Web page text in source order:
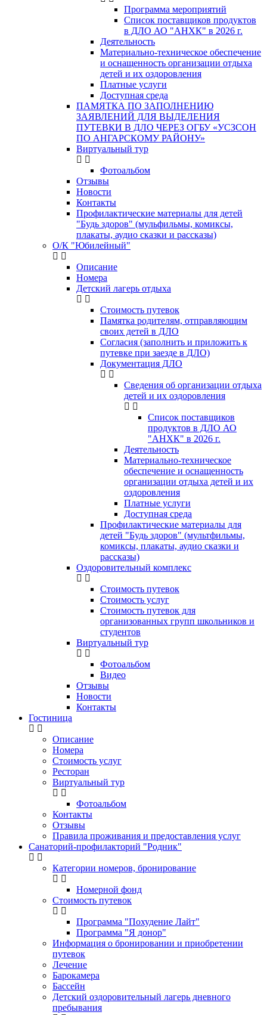
Программа мероприятий
Список поставщиков продуктов
в ДЛО АО "АНХК" в 2026 г.
Деятельность
Материально-техническое обеспечение
и оснащенность организации отдыха
детей и их оздоровления
Платные услуги
Доступная среда
ПАМЯТКА ПО ЗАПОЛНЕНИЮ
ЗАЯВЛЕНИЙ ДЛЯ ВЫДЕЛЕНИЯ
ПУТЕВКИ В ДЛО ЧЕРЕЗ ОГБУ «УСЗСОН
ПО АНГАРСКОМУ РАЙОНУ»
Виртуальный тур
Фотоальбом
Отзывы
Новости
Контакты
Профилактические материалы для детей
"Будь здоров" (мульфильмы, комиксы,
плакаты, аудио сказки и рассказы)
О/К "Юбилейный"
Описание
Номера
Детский лагерь отдыха
Стоимость путевок
Памятка родителям, отправляющим
своих детей в ДЛО
Согласия (заполнить и приложить к
путевке при заезде в ДЛО)
Документация ДЛО
Сведения об организации отдыха
детей и их оздоровления
Список поставщиков
продуктов в ДЛО АО
"АНХК" в 2026 г.
Деятельность
Материально-техническое
обеспечение и оснащенность
организации отдыха детей и их
оздоровления
Платные услуги
Доступная среда
Профилактические материалы для
детей "Будь здоров" (мультфильмы,
комиксы, плакаты, аудио сказки и
рассказы)
Оздоровительный комплекс
Стоимость путевок
Стоимость услуг
Стоимость путевок для
организованных групп школьников и
студентов
Виртуальный тур
Фотоальбом
Видео
Отзывы
Новости
Контакты
Гостиница
Описание
Номера
Стоимость услуг
Ресторан
Виртуальный тур
Фотоальбом
Контакты
Отзывы
Правила проживания и предоставления услуг
Санаторий-профилакторий "Родник"
Категории номеров, бронирование
Номерной фонд
Стоимость путевок
Программа "Похудение Лайт"
Программа "Я донор"
Информация о бронировании и приобретении
путевок
Лечение
Барокамера
Бассейн
Детский оздоровительный лагерь дневного
пребывания